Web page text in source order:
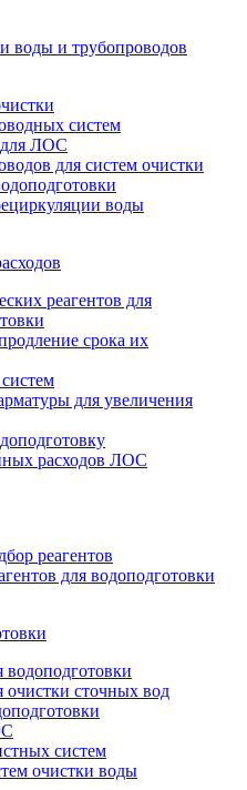
воды и трубопроводов
систем
для ЛОС
для систем очистки
воды
реагентов для
срока их
для увеличения
расходов ЛОС
реагентов
для водоподготовки
водоподготовки
очистки сточных вод
систем
очистки воды